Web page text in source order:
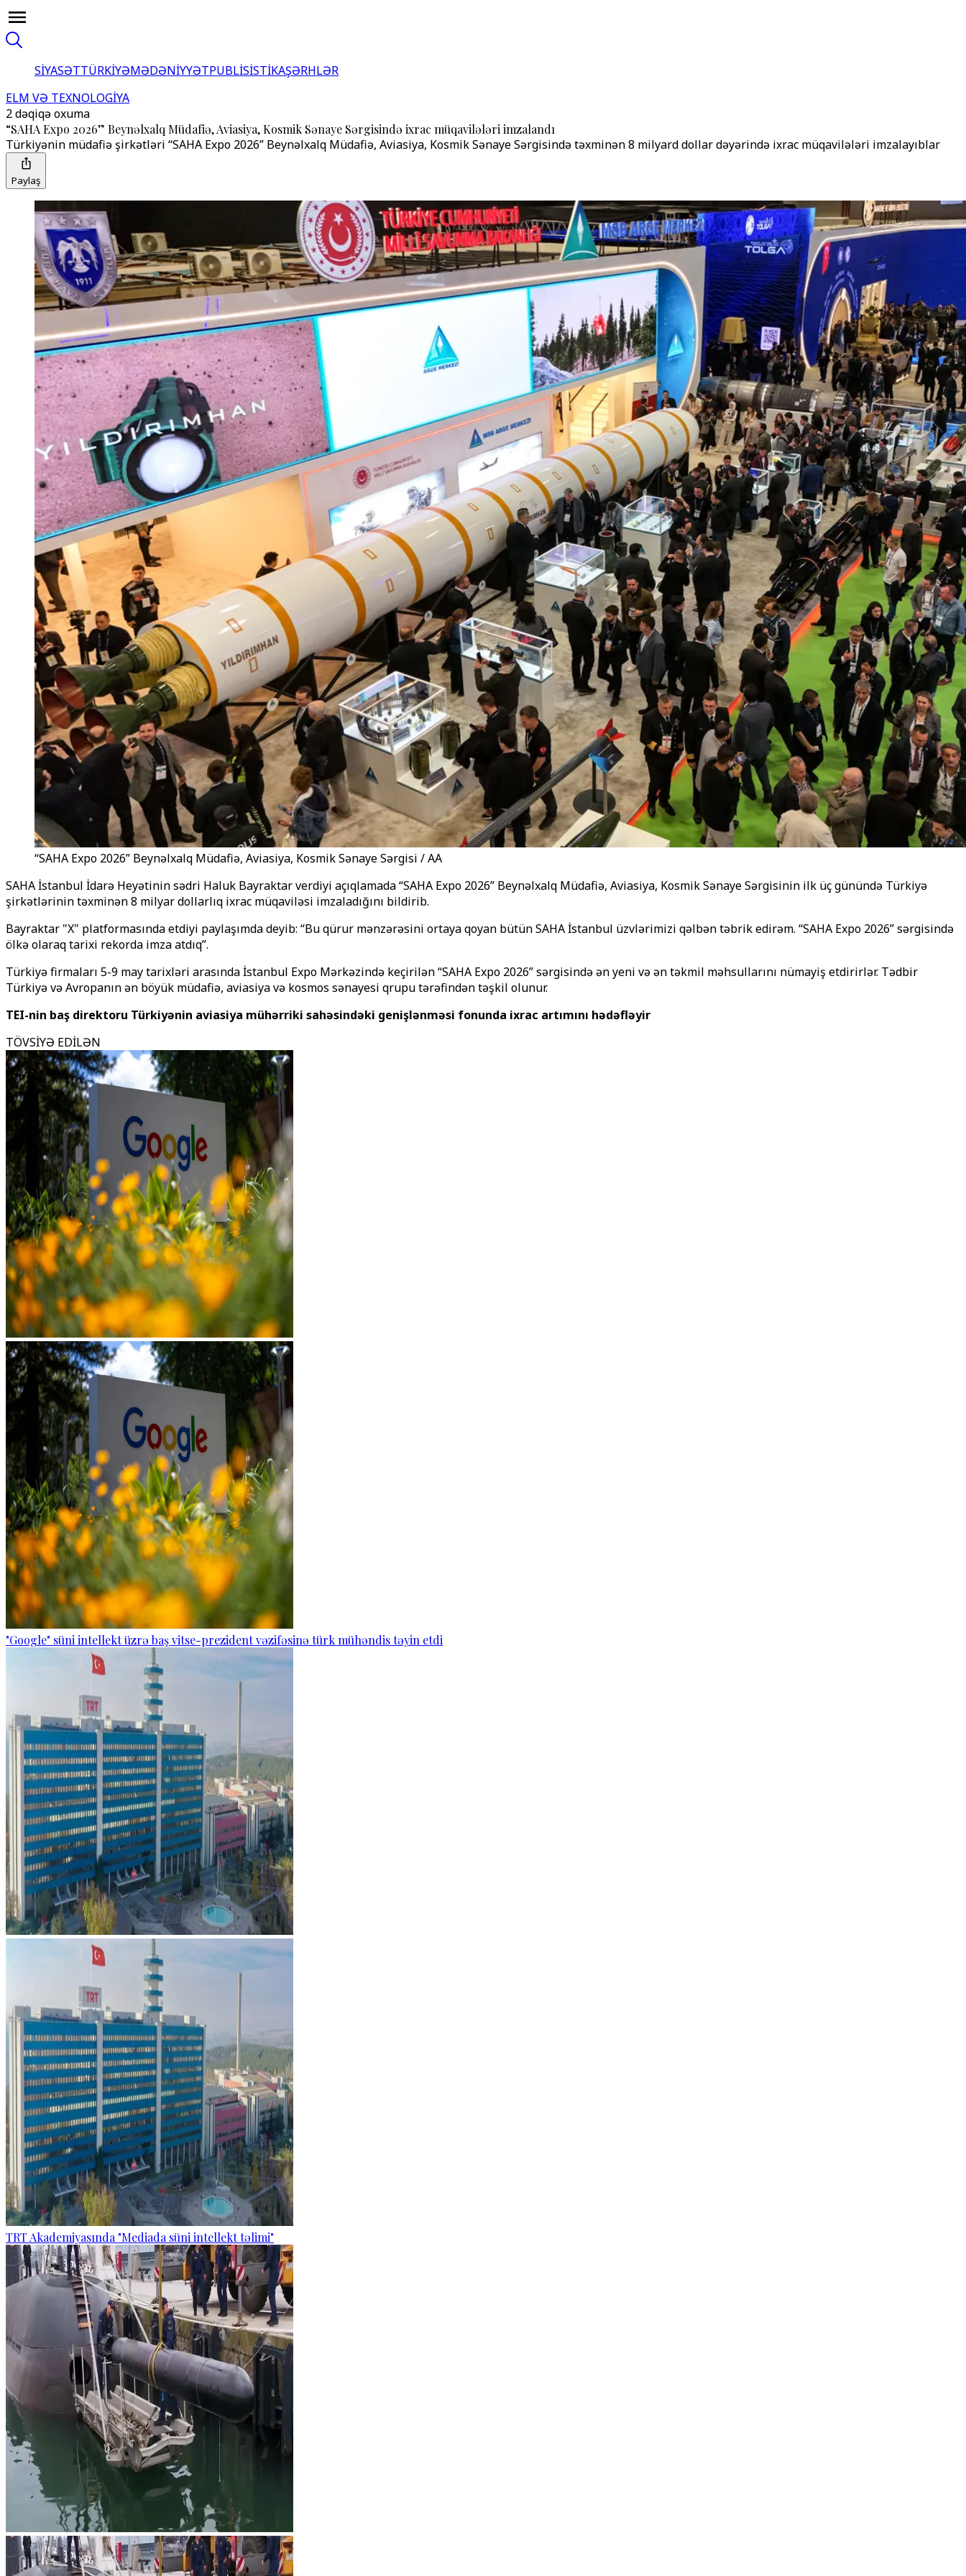
SİYASƏTTÜRKİYƏMƏDƏNİYYƏTPUBLİSİSTİKAŞƏRHLƏR
ELM VƏ TEXNOLOGİYA
2 dəqiqə oxuma
“SAHA Expo 2026” Beynəlxalq Müdafiə, Aviasiya, Kosmik Sənaye Sərgisində ixrac müqavilələri imzalandı
Türkiyənin müdafiə şirkətləri “SAHA Expo 2026” Beynəlxalq Müdafiə, Aviasiya, Kosmik Sənaye Sərgisində təxminən 8 milyard dollar dəyərində ixrac müqavilələri imzalayıblar
Paylaş
“SAHA Expo 2026” Beynəlxalq Müdafiə, Aviasiya, Kosmik Sənaye Sərgisi / AA
SAHA İstanbul İdarə Heyətinin sədri Haluk Bayraktar verdiyi açıqlamada “SAHA Expo 2026” Beynəlxalq Müdafiə, Aviasiya, Kosmik Sənaye Sərgisinin ilk üç günündə Türkiyə
şirkətlərinin təxminən 8 milyar dollarlıq ixrac müqaviləsi imzaladığını bildirib.
Bayraktar "X" platformasında etdiyi paylaşımda deyib: “Bu qürur mənzərəsini ortaya qoyan bütün SAHA İstanbul üzvlərimizi qəlbən təbrik edirəm. “SAHA Expo 2026” sərgisində
ölkə olaraq tarixi rekorda imza atdıq”.
Türkiyə firmaları 5-9 may tarixləri arasında İstanbul Expo Mərkəzində keçirilən “SAHA Expo 2026” sərgisində ən yeni və ən təkmil məhsullarını nümayiş etdirirlər. Tədbir
Türkiyə və Avropanın ən böyük müdafiə, aviasiya və kosmos sənayesi qrupu tərəfindən təşkil olunur.
TEI-nin baş direktoru Türkiyənin aviasiya mühərriki sahəsindəki genişlənməsi fonunda ixrac artımını hədəfləyir
TÖVSİYƏ EDİLƏN
"Google" süni intellekt üzrə baş vitse-prezident vəzifəsinə türk mühəndis təyin etdi
TRT Akademiyasında "Mediada süni intellekt təlimi"